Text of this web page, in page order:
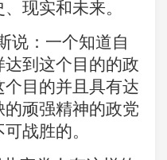
现实和未来。
说：一个知道自
到这个目的的政
目的并且具有达
顽强精神的政党
战胜的。